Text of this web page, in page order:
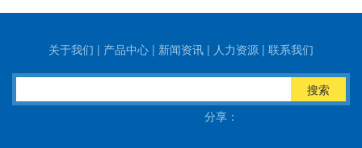
关于我们 | 产品中心 | 新闻资讯 | 人力资源 | 联系我们
搜索
分享：